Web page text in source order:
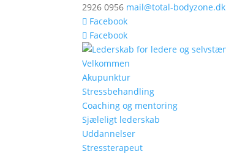
2926 0956 mail@total-bodyzone.dk
Facebook
Facebook
Velkommen
Akupunktur
Stressbehandling
Coaching og mentoring
Sjæleligt lederskab
Uddannelser
Stressterapeut